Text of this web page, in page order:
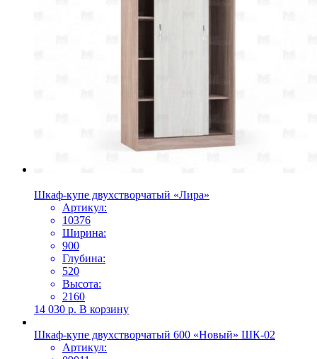
Шкаф-купе двухстворчатый «Лира»
Артикул:
10376
Ширина:
900
Глубина:
520
Высота:
2160
14 030 р. В корзину
Шкаф-купе двухстворчатый 600 «Новый» ШК-02
Артикул: